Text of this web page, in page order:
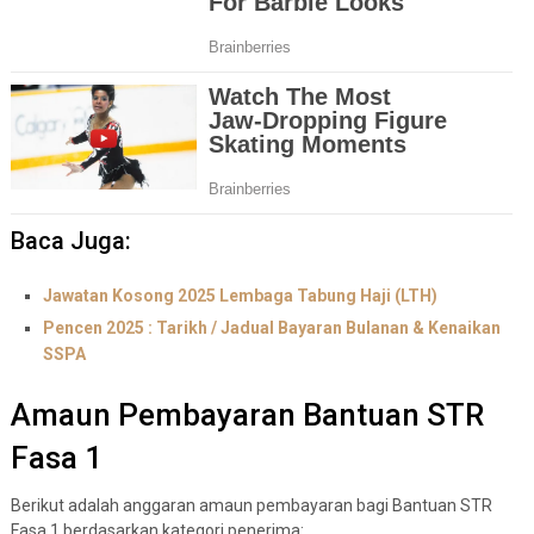
Baca Juga:
Jawatan Kosong 2025 Lembaga Tabung Haji (LTH)
Pencen 2025 : Tarikh / Jadual Bayaran Bulanan & Kenaikan
SSPA
Amaun Pembayaran Bantuan STR
Fasa 1
Berikut adalah anggaran amaun pembayaran bagi Bantuan STR